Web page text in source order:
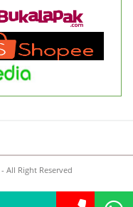
- All Right Reserved